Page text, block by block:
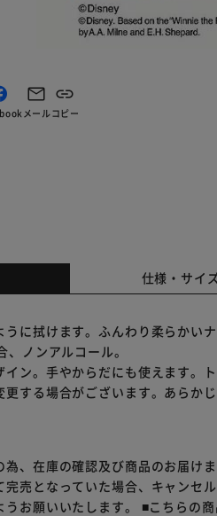
メールコピー
仕様・サイ
に拭けます。ふんわり柔らかい
ノンアルコール。
ン。手やからだにも使えます。
する場合がございます。あらかじ
、在庫の確認及び商品のお届け
売となっていた場合、キャンセ
お願いいたします。 ■こちらの